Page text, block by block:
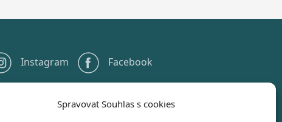
Spravovat Souhlas s cookies
Instagram Facebook